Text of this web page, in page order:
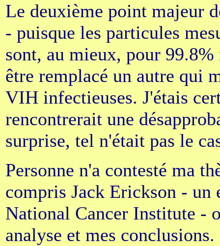
Le deuxième point majeur
- puisque les particules
sont, au mieux, pour
être remplacé un autre qui
VIH infectieuses. J'étais
rencontrerait une
surprise, tel n'était pas le
Personne n'a contesté ma
compris Jack Erickson - un
National Cancer Institute -
analyse et mes conclusions.